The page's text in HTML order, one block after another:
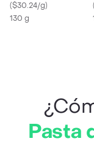
($30.24/g)
130 g
Pasta